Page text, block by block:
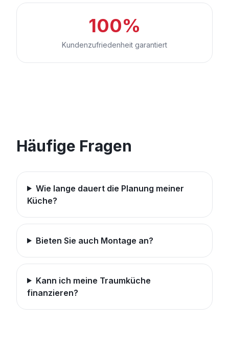
100%
Kundenzufriedenheit garantiert
Häufige Fragen
Wie lange dauert die Planung meiner
Küche?
Bieten Sie auch Montage an?
Kann ich meine Traumküche
finanzieren?